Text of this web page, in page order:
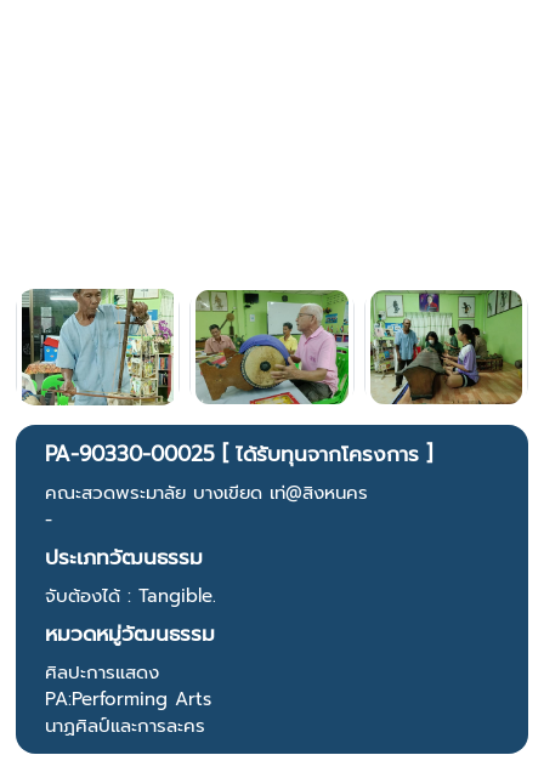
PA-90330-00025 [ ได้รับทุนจากโครงการ ]
คณะสวดพระมาลัย บางเขียด เท่@สิงหนคร
-
ประเภทวัฒนธรรม
จับต้องได้ : Tangible.
หมวดหมู่วัฒนธรรม
ศิลปะการแสดง
PA:Performing Arts
นาฏศิลป์และการละคร